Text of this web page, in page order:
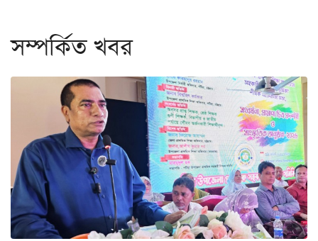
সম্পর্কিত খবর